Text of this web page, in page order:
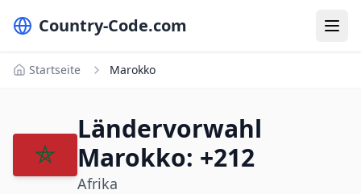
Country-Code.com
Startseite Marokko
Ländervorwahl
Marokko: +212
Afrika